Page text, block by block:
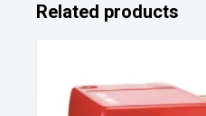
Related products